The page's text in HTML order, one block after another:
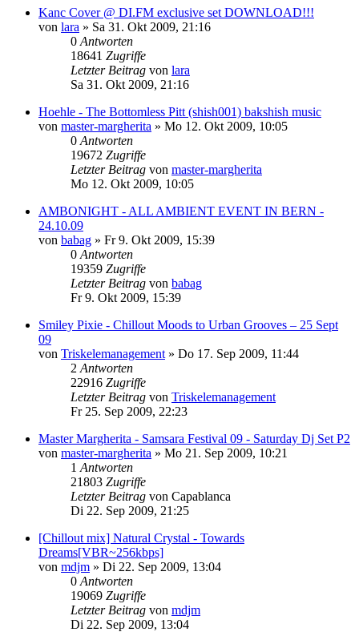
Kanc Cover @ DI.FM exclusive set DOWNLOAD!!!
von lara » Sa 31. Okt 2009, 21:16
0 Antworten
18641 Zugriffe
Letzter Beitrag von lara
Sa 31. Okt 2009, 21:16
Hoehle - The Bottomless Pitt (shish001) bakshish music
von master-margherita » Mo 12. Okt 2009, 10:05
0 Antworten
19672 Zugriffe
Letzter Beitrag von master-margherita
Mo 12. Okt 2009, 10:05
AMBONIGHT - ALL AMBIENT EVENT IN BERN -
24.10.09
von babag » Fr 9. Okt 2009, 15:39
0 Antworten
19359 Zugriffe
Letzter Beitrag von babag
Fr 9. Okt 2009, 15:39
Smiley Pixie - Chillout Moods to Urban Grooves – 25 Sept
09
von Triskelemanagement » Do 17. Sep 2009, 11:44
2 Antworten
22916 Zugriffe
Letzter Beitrag von Triskelemanagement
Fr 25. Sep 2009, 22:23
Master Margherita - Samsara Festival 09 - Saturday Dj Set P2
von master-margherita » Mo 21. Sep 2009, 10:21
1 Antworten
21803 Zugriffe
Letzter Beitrag von Capablanca
Di 22. Sep 2009, 21:25
[Chillout mix] Natural Crystal - Towards
Dreams[VBR~256kbps]
von mdjm » Di 22. Sep 2009, 13:04
0 Antworten
19069 Zugriffe
Letzter Beitrag von mdjm
Di 22. Sep 2009, 13:04